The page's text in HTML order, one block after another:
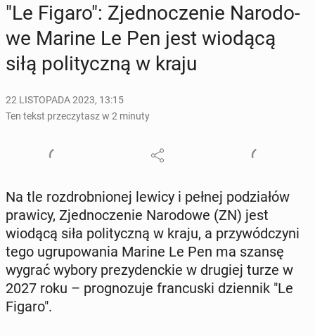
"Le Figaro": Zjed­no­cze­nie Na­ro­do­
we Marine Le Pen jest wiodącą
siłą po­li­tycz­ną w kraju
22 LISTOPADA 2023, 13:15
Ten tekst przeczytasz w 2 minuty
Na tle roz­drob­nio­nej lewicy i pełnej po­dzia­łów
prawicy, Zjed­no­cze­nie Na­ro­do­we (ZN) jest
wiodącą siła po­li­tycz­ną w kraju, a przy­wód­czy­ni
tego ugru­po­wa­nia Marine Le Pen ma szansę
wygrać wybory pre­zy­denc­kie w drugiej turze w
2027 roku – pro­gno­zu­je fran­cu­ski dzien­nik "Le
Figaro".